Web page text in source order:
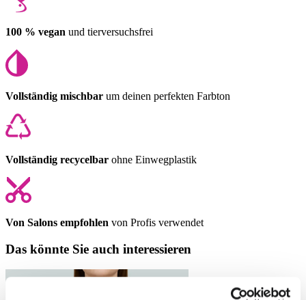
100 % vegan und tierversuchsfrei
Vollständig mischbar um deinen perfekten Farbton
Vollständig recycelbar ohne Einwegplastik
Von Salons empfohlen von Profis verwendet
Das könnte Sie auch interessieren